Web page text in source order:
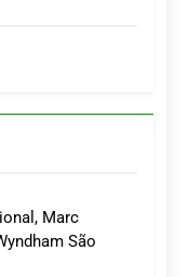
Marc
São